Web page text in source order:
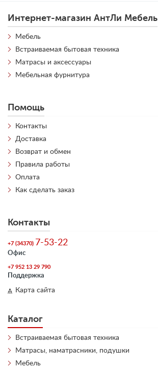
Интернет-магазин АнтЛи Мебель
Мебель
Встраиваемая бытовая техника
Матрасы и аксессуары
Мебельная фурнитура
Помощь
Контакты
Доставка
Возврат и обмен
Правила работы
Оплата
Как сделать заказ
Контакты
+7 (34370) 7-53-22
Офис
+7 952 13 29 790
Поддержка
Карта сайта
Каталог
Встраиваемая бытовая техника
Матрасы, наматрасники, подушки
Мебель